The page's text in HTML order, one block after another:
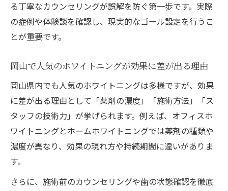
後悔しないためのホワイトニング体験談
ホワイトニングで白くならなかった実体験
から学ぶ
音
岡山でホワイトニング体験者が語る満足と
後悔
効果を感じた人が実践したポイントとは
理想の白さを叶えた体験談とその秘訣
る丁寧なカウンセリングが誤解を防ぐ第一歩です。実際
の症例や体験談を確認し、現実的なゴール設定を行うこ
とが重要です。
岡山で人気のホワイトニングが効果に差が出る理由
岡山県内でも人気のホワイトニングは多様ですが、効果
に差が出る理由として「薬剤の濃度」「施術方法」「ス
タッフの技術力」が挙げられます。例えば、オフィスホ
ワイトニングとホームホワイトニングでは薬剤の種類や
濃度が異なり、効果の現れ方や持続期間に違いがありま
す。
さらに、施術前のカウンセリングや歯の状態確認を徹底